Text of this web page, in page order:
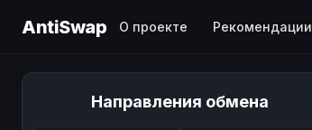
AntiSwap О проекте Рекомендации
Направления обмена